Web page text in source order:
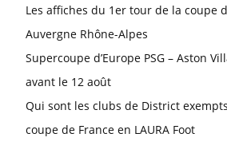
Les affiches du 1er tour de la coupe
Auvergne Rhône-Alpes
Supercoupe d’Europe PSG – Aston
avant le 12 août
Qui sont les clubs de District
coupe de France en LAURA Foot